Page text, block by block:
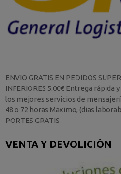
ENVIO GRATIS EN PEDIDOS
INFERIORES 5.00€ Entrega rápida
los mejores servicios de
48 o 72 horas Maximo, (dias
PORTES GRATIS.
VENTA Y DEVOLICIÓN